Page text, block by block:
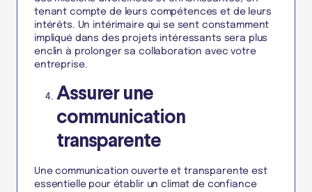
tenant compte de leurs compétences et de leurs
intérêts. Un intérimaire qui se sent constamment
impliqué dans des projets intéressants sera plus
enclin à prolonger sa collaboration avec votre
entreprise.
Assurer une
communication
transparente
Une communication ouverte et transparente est
essentielle pour établir un climat de confiance